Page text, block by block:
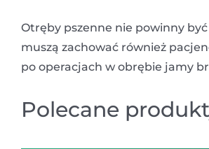
Otręby pszenne nie powinny
muszą zachować również
po operacjach w obrębie jamy
Polecane